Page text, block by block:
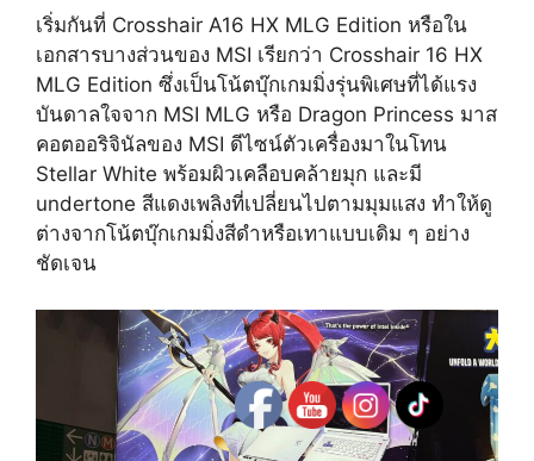
เริ่มกันที่ Crosshair A16 HX MLG Edition หรือใน
เอกสารบางส่วนของ MSI เรียกว่า Crosshair 16 HX
MLG Edition ซึ่งเป็นโน้ตบุ๊กเกมมิ่งรุ่นพิเศษที่ได้แรง
บันดาลใจจาก MSI MLG หรือ Dragon Princess มาส
คอตออริจินัลของ MSI ดีไซน์ตัวเครื่องมาในโทน
Stellar White พร้อมผิวเคลือบคล้ายมุก และมี
undertone สีแดงเพลิงที่เปลี่ยนไปตามมุมแสง ทำให้ดู
ต่างจากโน้ตบุ๊กเกมมิ่งสีดำหรือเทาแบบเดิม ๆ อย่าง
ชัดเจน